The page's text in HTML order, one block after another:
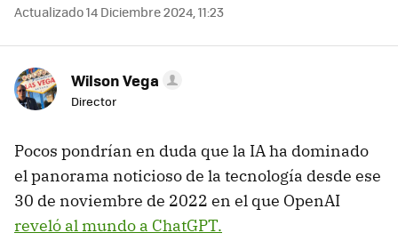
Actualizado 14 Diciembre 2024, 11:23
Wilson Vega
Director
Pocos pondrían en duda que la IA ha dominado
el panorama noticioso de la tecnología desde ese
30 de noviembre de 2022 en el que OpenAI
reveló al mundo a ChatGPT.